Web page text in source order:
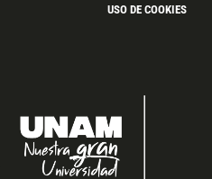
USO DE COOKIES